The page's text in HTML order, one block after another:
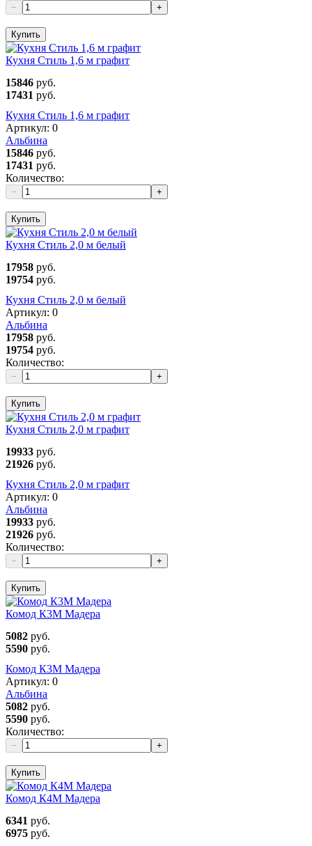
− +
Купить
Кухня Стиль 1,6 м графит
15846 руб.
17431 руб.
Кухня Стиль 1,6 м графит
Артикул: 0
Альбина
15846 руб.
17431 руб.
Количество:
− +
Купить
Кухня Стиль 2,0 м белый
17958 руб.
19754 руб.
Кухня Стиль 2,0 м белый
Артикул: 0
Альбина
17958 руб.
19754 руб.
Количество:
− +
Купить
Кухня Стиль 2,0 м графит
19933 руб.
21926 руб.
Кухня Стиль 2,0 м графит
Артикул: 0
Альбина
19933 руб.
21926 руб.
Количество:
− +
Купить
Комод К3М Мадера
5082 руб.
5590 руб.
Комод К3М Мадера
Артикул: 0
Альбина
5082 руб.
5590 руб.
Количество:
− +
Купить
Комод К4М Мадера
6341 руб.
6975 руб.